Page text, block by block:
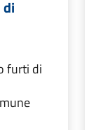
furti di